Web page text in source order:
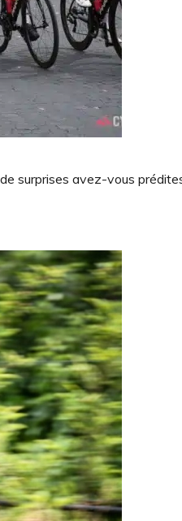
surprises avez-vous